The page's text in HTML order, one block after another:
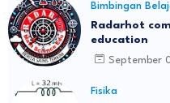
Bimbingan
Radarhot
education
September
Fisika